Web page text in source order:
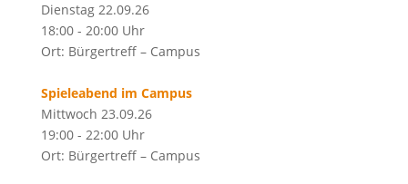
Dienstag 22.09.26
18:00 - 20:00 Uhr
Ort: Bürgertreff – Campus
Spieleabend im Campus
Mittwoch 23.09.26
19:00 - 22:00 Uhr
Ort: Bürgertreff – Campus